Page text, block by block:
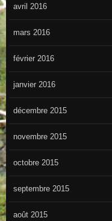
avril 2016
mars 2016
février 2016
janvier 2016
décembre 2015
novembre 2015
octobre 2015
septembre 2015
août 2015